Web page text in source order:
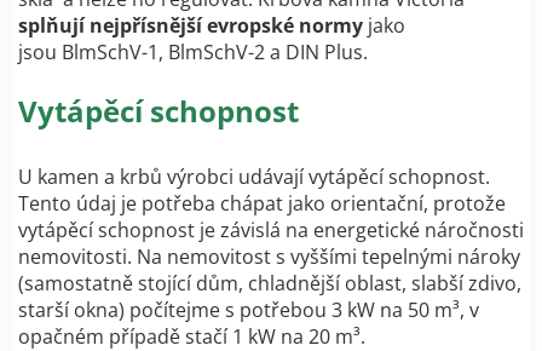
splňujínejpřísnější evropské normy jako
jsou BlmSchV-1, BlmSchV-2 a DIN Plus.
Vytápěcí schopnost
U kamen a krbů výrobci udávají vytápěcí schopnost.
Tento údaj je potřeba chápat jako orientační, protože
vytápěcí schopnost je závislá na energetické náročnosti
nemovitosti. Na nemovitost s vyššími tepelnými nároky
(samostatně stojící dům, chladnější oblast, slabší zdivo,
starší okna) počítejme s potřebou 3 kW na 50 m³, v
opačném případě stačí 1 kW na 20 m³.